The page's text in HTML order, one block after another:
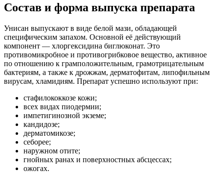
Состав и форма выпуска препарата
Унисан выпускают в виде белой мази, обладающей
специфическим запахом. Основной её действующий
компонент — хлоргексидина биглюконат. Это
противомикробное и противогрибковое вещество, активное
по отношению к грамположительным, грамотрицательным
бактериям, а также к дрожжам, дерматофитам, липофильным
вирусам, хламидиям. Препарат успешно используют при:
стафилококкозе кожи;
всех видах пиодермии;
импетигинозной экземе;
кандидозе;
дерматомикозе;
себорее;
наружном отите;
гнойных ранах и поверхностных абсцессах;
ожогах.